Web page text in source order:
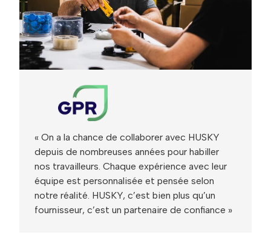
« On a la chance de collaborer avec HUSKY
depuis de nombreuses années pour habiller
nos travailleurs. Chaque expérience avec leur
équipe est personnalisée et pensée selon
notre réalité. HUSKY, c’est bien plus qu’un
fournisseur, c’est un partenaire de confiance »